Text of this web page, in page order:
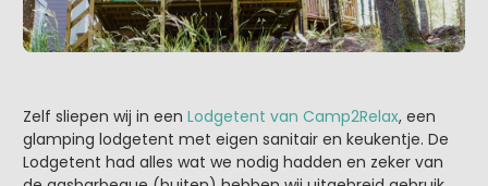
Zelf sliepen wij in een Lodgetent van Camp2Relax, een
glamping lodgetent met eigen sanitair en keukentje. De
Lodgetent had alles wat we nodig hadden en zeker van